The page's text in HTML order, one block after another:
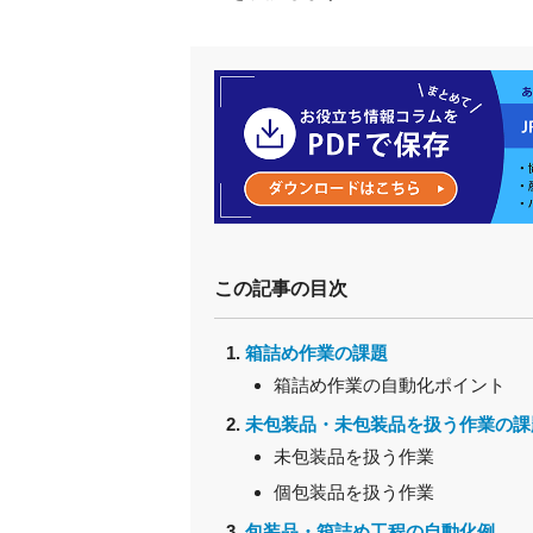
この記事の目次
箱詰め作業の課題
箱詰め作業の自動化ポイント
未包装品・未包装品を扱う作業の
未包装品を扱う作業
個包装品を扱う作業